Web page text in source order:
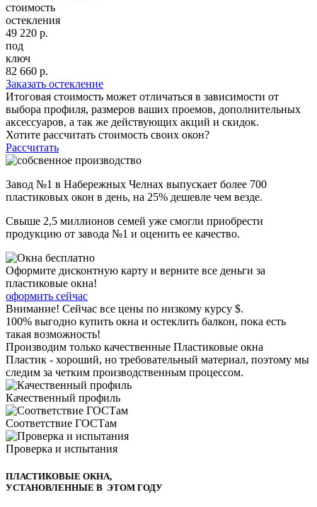
стоимость
остекления
49 220 р.
под
ключ
82 660 р.
Заказать остекление
Итоговая стоимость может отличаться в зависимости от
выбора профиля, размеров ваших проемов, дополнительных
аксессуаров, а так же действующих акций и скидок.
Хотите рассчитать стоимость своих окон?
Рассчитать
Завод №1 в Набережных Челнах выпускает более 700
пластиковых окон в день, на 25% дешевле чем везде.
Свыше 2,5 миллионов семей уже смогли приобрести
продукцию от завода №1 и оценить ее качество.
Оформите дисконтную карту и верните все деньги за
пластиковые окна!
оформить сейчас
Внимание! Сейчас все цены по низкому курсу $.
100% выгодно купить окна и остеклить балкон, пока есть
такая возможность!
Производим только качественные Пластиковые окна
Пластик - хороший, но требовательный материал, поэтому мы
следим за четким производственным процессом.
Качественный профиль
Соответствие ГОСТам
Проверка и испытания
ПЛАСТИКОВЫЕ ОКНА,
УСТАНОВЛЕННЫЕ В ЭТОМ ГОДУ